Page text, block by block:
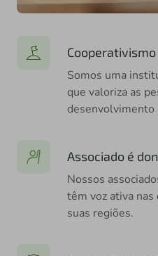
Somos uma
que valoriza as
desenvolvimento
Associado é
Nossos
têm voz ativa nas
suas regiões.